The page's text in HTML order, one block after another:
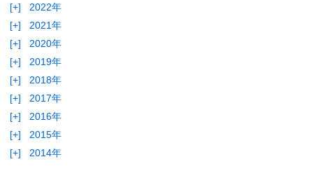
[+]
2022年
[+]
2021年
[+]
2020年
[+]
2019年
[+]
2018年
[+]
2017年
[+]
2016年
[+]
2015年
[+]
2014年